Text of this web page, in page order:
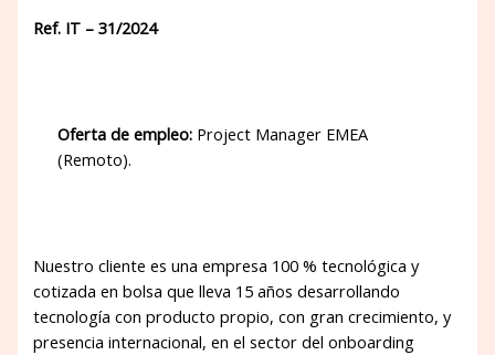
Ref. IT – 31/2024
Oferta de empleo: Project Manager EMEA
(Remoto).
Nuestro cliente es una empresa 100 % tecnológica y
cotizada en bolsa que lleva 15 años desarrollando
tecnología con producto propio, con gran crecimiento, y
presencia internacional, en el sector del onboarding